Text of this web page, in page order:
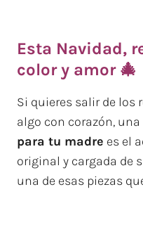
Esta Navidad,
color y amor 🎄
Si quieres salir de los
algo con corazón, una
para tu madre es el
original y cargada de
una de esas piezas